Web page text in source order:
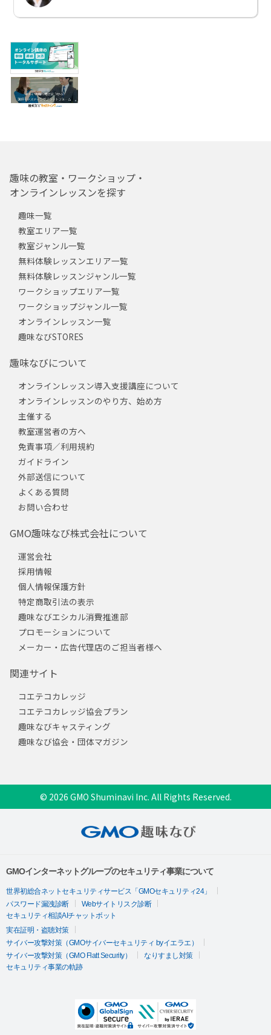
趣味の教室・ワークショップ・
オンラインレッスンを探す
趣味一覧
教室エリア一覧
教室ジャンル一覧
無料体験レッスンエリア一覧
無料体験レッスンジャンル一覧
ワークショップエリア一覧
ワークショップジャンル一覧
オンラインレッスン一覧
趣味なびSTORES
趣味なびについて
オンラインレッスン導入支援講座について
オンラインレッスンのやり方、始め方
主催する
教室運営者の方へ
免責事項／利用規約
ガイドライン
外部送信について
よくある質問
お問い合わせ
GMO趣味なび株式会社について
運営会社
採用情報
個人情報保護方針
特定商取引法の表示
趣味なびエシカル消費推進部
プロモーションについて
メーカー・広告代理店のご担当者様へ
関連サイト
コエテコカレッジ
コエテコカレッジ協会プラン
趣味なびキャスティング
趣味なび協会・団体マガジン
© 2026 GMO Shuminavi Inc. All Rights Reserved.